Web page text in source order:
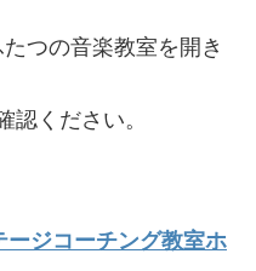
つの音楽教室を開き
ください。
ジコーチング教室ホ